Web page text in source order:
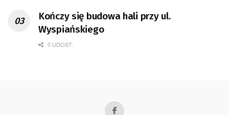
Kończy się budowa hali przy ul.
Wyspiańskiego
0 UDOST.